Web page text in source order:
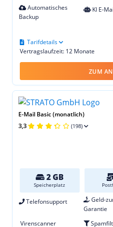
Automatisches
Backup
KI E-
Vertragslaufzeit: 12 Monate
Tarifdetails
ZUM
E-Mail Basic (monatlich)
3,3 (198)
2 GB
Speicherplatz
Telefonsupport
Geld-
Garantie
Virenscanner